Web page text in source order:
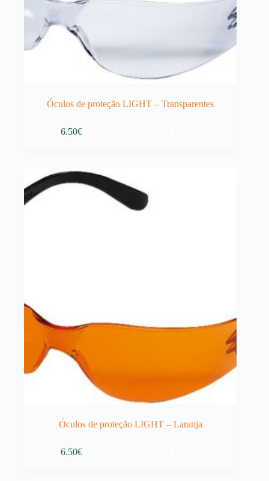
Óculos de proteção LIGHT – Transparentes
6.50€
Óculos de proteção LIGHT – Laranja
6.50€